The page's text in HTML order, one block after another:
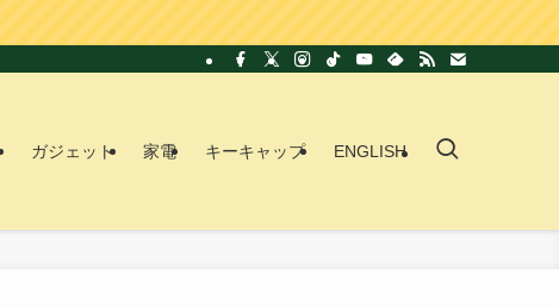
ガジェット 家電 キーキャップ ENGLISH